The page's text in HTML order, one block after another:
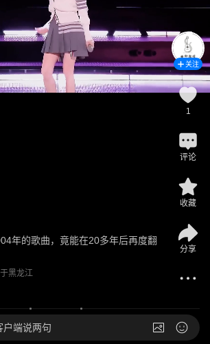
年的歌曲，竟能在20多年后再度翻
黑龙江
关注
1
评论
收藏
分享
户端说两句